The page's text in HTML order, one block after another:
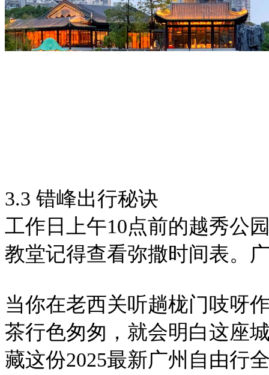
3.3 错峰出行秘诀
工作日上午10点前的越秀公
教堂记得查看弥撒时间表。
当你在老西关听趟栊门吱呀
茶行色匆匆，就会明白这座
藏这份2025最新广州自由行